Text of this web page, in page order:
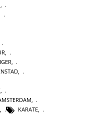
,
,
, KARATE,